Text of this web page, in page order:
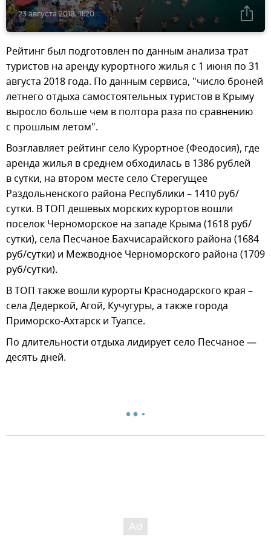
23 августа 2018, 11:20
Рейтинг был подготовлен по данным анализа трат
туристов на аренду курортного жилья с 1 июня по 31
августа 2018 года. По данным сервиса, "число броней
летнего отдыха самостоятельных туристов в Крыму
выросло больше чем в полтора раза по сравнению
с прошлым летом".
Возглавляет рейтинг село Курортное (Феодосия), где
аренда жилья в среднем обходилась в 1386 рублей
в сутки, на втором месте село Стерегущее
Раздольненского района Республики – 1410 руб/
сутки. В ТОП дешевых морских курортов вошли
поселок Черноморское на западе Крыма (1618 руб/
сутки), села Песчаное Бахчисарайского района (1684
руб/сутки) и Межводное Черноморского района (1709
руб/сутки).
В ТОП также вошли курорты Краснодарского края –
села Дедеркой, Агой, Кучугуры, а также города
Приморско-Ахтарск и Туапсе.
По длительности отдыха лидирует село Песчаное —
десять дней.